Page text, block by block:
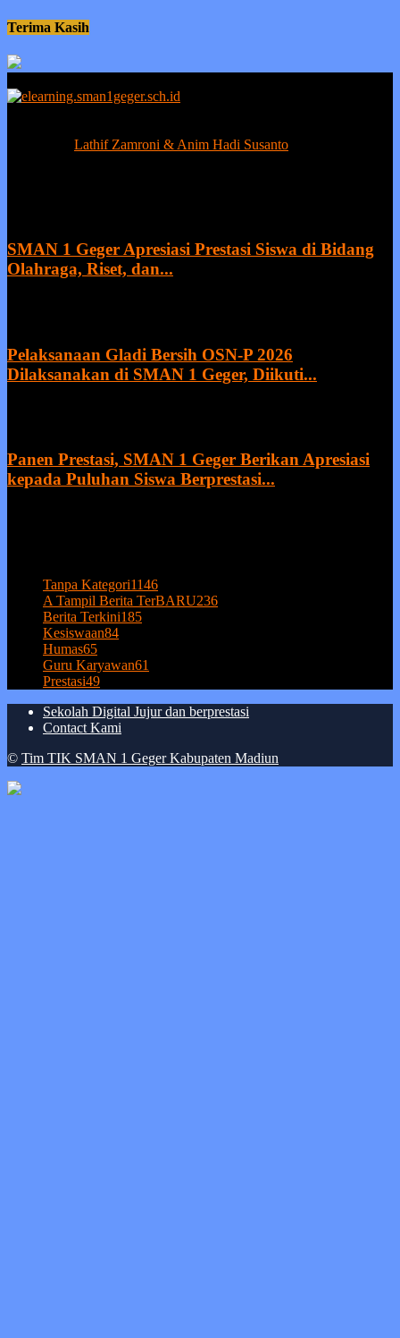
Terima Kasih
Lathif Zamroni & Anim Hadi Susanto
SMAN 1 Geger Apresiasi Prestasi Siswa di Bidang
Olahraga, Riset, dan...
Pelaksanaan Gladi Bersih OSN-P 2026
Dilaksanakan di SMAN 1 Geger, Diikuti...
Panen Prestasi, SMAN 1 Geger Berikan Apresiasi
kepada Puluhan Siswa Berprestasi...
Tanpa Kategori1146
A Tampil Berita TerBARU236
Berita Terkini185
Kesiswaan84
Humas65
Guru Karyawan61
Prestasi49
Sekolah Digital Jujur dan berprestasi
Contact Kami
© Tim TIK SMAN 1 Geger Kabupaten Madiun